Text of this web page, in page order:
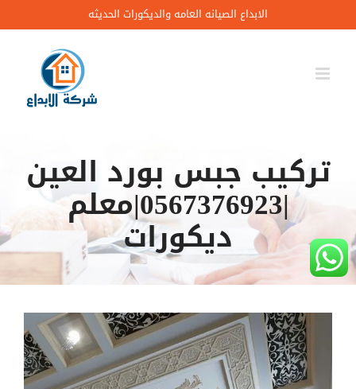
to
content
الابداع الصيانه العامه والديكورات الحديثه
تركيب جبس بورد العين
|0567376923|معلم
ديكورات
مشاهدة
صورة